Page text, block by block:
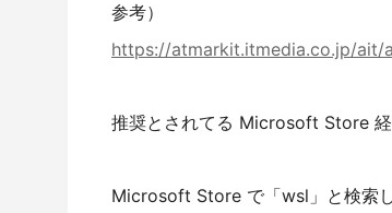
参考）
https://atmarkit.itmedia.co.jp/ait/
推奨とされてる Microsoft Store 経
Microsoft Store で「wsl」と検索